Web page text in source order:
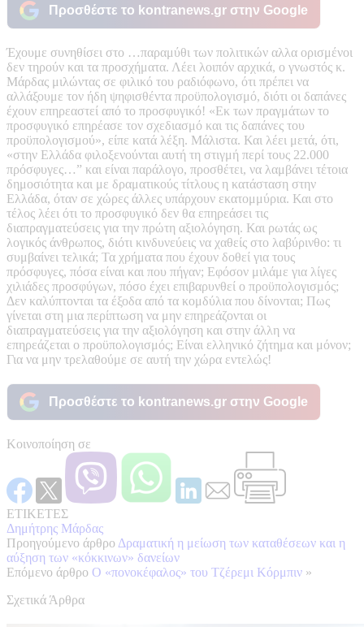
Προσθέστε το kontranews.gr στην Google
Έχουμε συνηθίσει στο …παραμύθι των πολιτικών αλλα ορισμένοι
δεν τηρούν και τα προσχήματα. Λέει λοιπόν αρχικά, ο γνωστός κ.
Μάρδας μιλώντας σε φιλικό του ραδιόφωνο, ότι πρέπει να
αλλάξουμε τον ήδη ψηφισθέντα προϋπολογισμό, διότι οι δαπάνες
έχουν επηρεαστεί από το προσφυγικό! «Εκ των πραγμάτων το
προσφυγικό επηρέασε τον σχεδιασμό και τις δαπάνες του
προϋπολογισμού», είπε κατά λέξη. Μάλιστα. Και λέει μετά, ότι,
«στην Ελλάδα φιλοξενούνται αυτή τη στιγμή περί τους 22.000
πρόσφυγες…” και είναι παράλογο, προσθέτει, να λαμβάνει τέτοια
δημοσιότητα και με δραματικούς τίτλους η κατάσταση στην
Ελλάδα, όταν σε χώρες άλλες υπάρχουν εκατομμύρια. Και στο
τέλος λέει ότι το προσφυγικό δεν θα επηρεάσει τις
διαπραγματεύσεις για την πρώτη αξιολόγηση. Και ρωτάς ως
λογικός άνθρωπος, διότι κινδυνεύεις να χαθείς στο λαβύρινθο: τι
συμβαίνει τελικά; Τα χρήματα που έχουν δοθεί για τους
πρόσφυγες, πόσα είναι και που πήγαν; Εφόσον μιλάμε για λίγες
χιλιάδες προσφύγων, πόσο έχει επιβαρυνθεί ο προϋπολογισμός;
Δεν καλύπτονται τα έξοδα από τα κομδύλια που δίνονται; Πως
γίνεται στη μια περίπτωση να μην επηρεάζονται οι
διαπραγματεύσεις για την αξιολόγηση και στην άλλη να
επηρεάζεται ο προϋπολογισμός; Είναι ελληνικό ζήτημα και μόνον;
Για να μην τρελαθούμε σε αυτή την χώρα εντελώς!
Προσθέστε το kontranews.gr στην Google
Κοινοποίηση σε
ΕΤΙΚΕΤΕΣ
Δημήτρης Μάρδας
Προηγούμενο άρθρο Δραματική η μείωση των καταθέσεων και η
αύξηση των «κόκκινων» δανείων
Επόμενο άρθρο Ο «πονοκέφαλος» του Τζέρεμι Κόρμπιν »
Σχετικά Άρθρα